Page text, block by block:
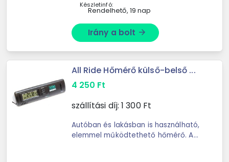
Készletinfó:
Rendelhető, 19 nap
Irány a bolt arrow_forward
All Ride Hőmérő külső-belső ...
4 250 Ft
szállítási díj: 1 300Ft
Autóban és lakásban is használható,
elemmel működtethető hőmérő. A